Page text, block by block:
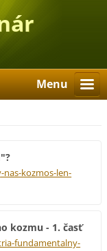
Menu
kozmos-len-
kozmu - 1. časť
fundamentalny-